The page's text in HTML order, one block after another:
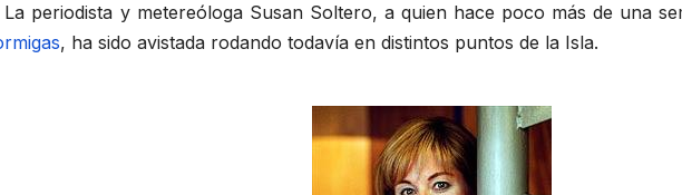
La periodista y metereóloga Susan Soltero, a quien hace poco más de una
, ha sido avistada rodando todavía en distintos puntos de la Isla.